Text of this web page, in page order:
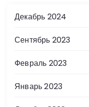
Декабрь 2024
Сентябрь 2023
Февраль 2023
Январь 2023